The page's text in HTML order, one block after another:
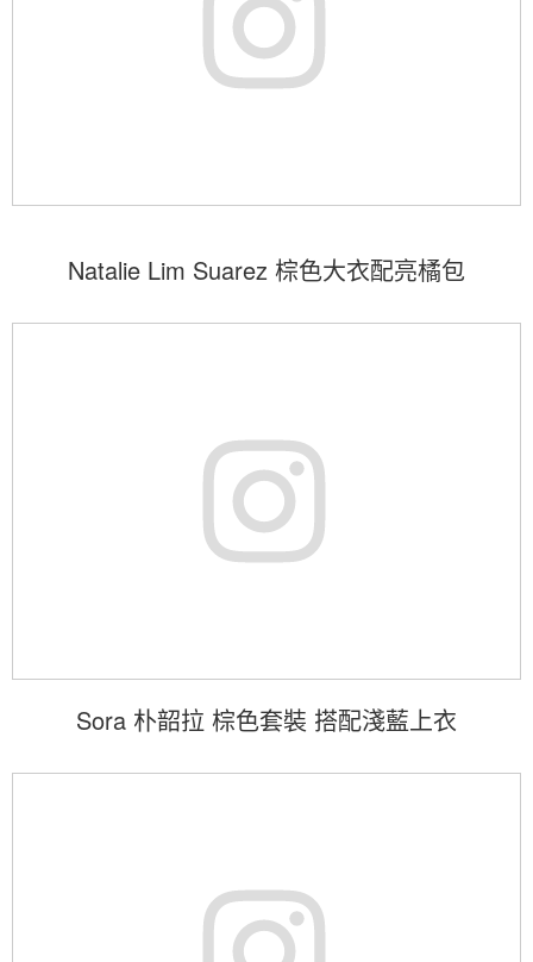
Natalie Lim Suarez 棕色大衣配亮橘包
Sora 朴韶拉 棕色套裝 搭配淺藍上衣